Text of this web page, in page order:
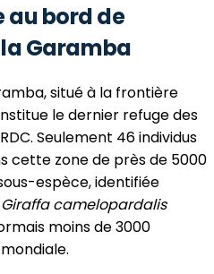
au bord de
Garamba
situé à la frontière
le dernier refuge des
Seulement 46 individus
cette zone de près de 5000
espèce, identifiée
Giraffa camelopardalis
moins de 3000